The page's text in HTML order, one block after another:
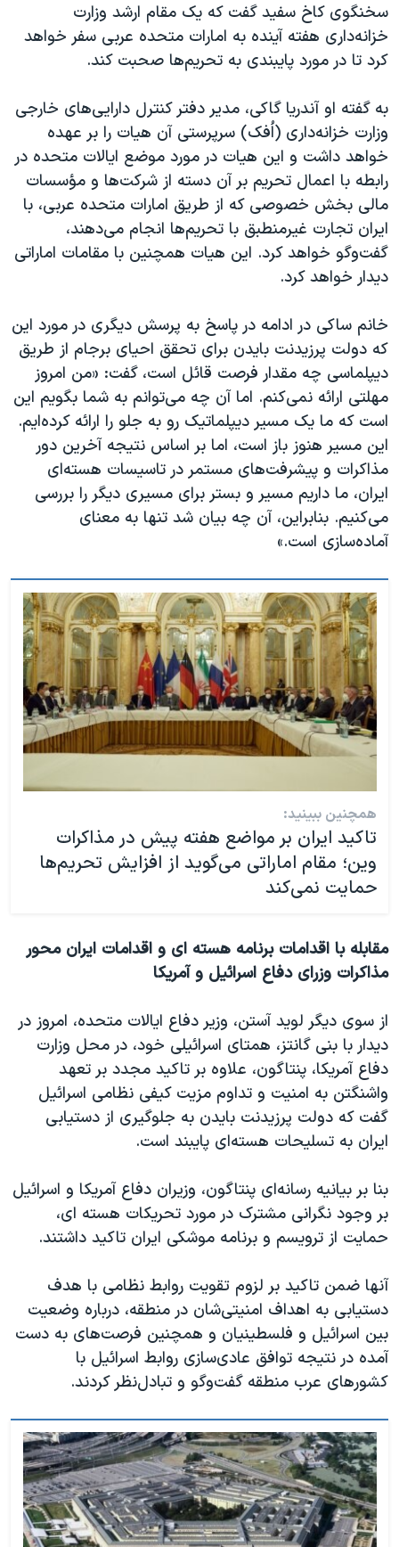
سخنگوی کاخ سفید گفت که یک مقام ارشد وزارت
خزانه‌داری هفته آینده به امارات متحده عربی سفر خواهد
کرد تا در مورد پایبندی به تحریم‌ها صحبت کند.
به گفته او آندریا گاکی، مدیر دفتر کنترل دارایی‌های خارجی
وزارت خزانه‌داری (اُفک) سرپرستی آن هیات را بر عهده
خواهد داشت و این هیات در مورد موضع ایالات متحده در
رابطه با اعمال تحریم بر آن دسته از شرکت‌ها و مؤسسات
مالی بخش خصوصی که از طریق امارات متحده عربی، با
ایران تجارت غیرمنطبق با تحریم‌ها انجام می‌دهند،
گفت‌و‌گو خواهد کرد. این هیات همچنین با مقامات اماراتی
دیدار خواهد کرد.
خانم ساکی در ادامه در پاسخ به پرسش دیگری در مورد این
که دولت پرزیدنت بایدن برای تحقق احیای برجام از طریق
دیپلماسی چه مقدار فرصت قائل است، گفت: «من امروز
مهلتی ارائه نمی‌کنم. اما آن چه می‌توانم به شما بگویم این
است که ما یک مسیر دیپلماتیک رو به جلو را ارائه کرده‌ایم.
این مسیر هنوز باز است، اما بر اساس نتیجه آخرین دور
مذاکرات و پیشرفت‌های مستمر در تاسیسات هسته‌ای
ایران، ما داریم مسیر و بستر برای مسیری دیگر را بررسی
می‌کنیم. بنابراین، آن چه بیان شد تنها به معنای
آماده‌سازی است.»
همچنین ببینید:
تاکید ایران بر مواضع هفته پیش در مذاکرات
وین؛ مقام اماراتی می‌گوید از افزایش تحریم‌ها
حمایت نمی‌کند
مقابله با اقدامات برنامه هسته ای و اقدامات ایران محور
مذاکرات وزرای دفاع اسرائیل و آمریکا
از سوی دیگر لوید آستن، وزیر دفاع ایالات متحده، امروز در
دیدار با بنی گانتز، همتای اسرائیلی خود، در محل وزارت
دفاع آمریکا، پنتاگون، علاوه بر تاکید مجدد بر تعهد
واشنگتن به امنیت و تداوم مزیت کیفی نظامی اسرائیل
گفت که دولت پرزیدنت بایدن به جلوگیری از دستیابی
ایران به تسلیحات هسته‌ای پایبند است.
بنا بر بیانیه رسانه‌ای پنتاگون، وزیران دفاع آمریکا و اسرائیل
بر وجود نگرانی مشترک در مورد تحریکات هسته ای،
حمایت از ترویسم و برنامه موشکی ایران تاکید داشتند.
آنها ضمن تاکید بر لزوم تقویت روابط نظامی با هدف
دستیابی به اهداف امنیتی‌شان در منطقه، درباره وضعیت
بین اسرائیل و فلسطینیان و همچنین فرصت‌های به دست
آمده در نتیجه توافق عادی‌سازی روابط اسرائیل با
کشورهای عرب منطقه گفت‌و‌گو و تبادل‌نظر کردند.